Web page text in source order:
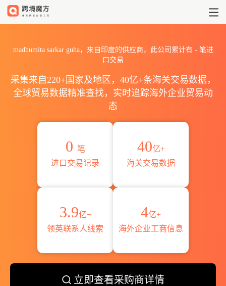
madhumita sarkar guha，来自印度的供应商，此公司累计有 -笔进
口交易
采集来自220+国家及地区，40亿+条海关交易数据，
全球贸易数据精准查找，实时追踪海外企业贸易动
态
0 笔
进口交易记录
40亿+
海关交易数据
3.9亿+
领英联系人线索
4亿+
海外企业工商信息
立即查看采购商详情